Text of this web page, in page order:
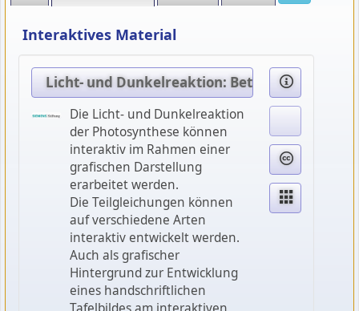
Interaktives Material
Licht- und Dunkelreaktion: Beteiligte
Die Licht- und Dunkelreaktion
der Photosynthese können
interaktiv im Rahmen einer
grafischen Darstellung
erarbeitet werden.
Die Teilgleichungen können
auf verschiedene Arten
interaktiv entwickelt werden.
Auch als grafischer
Hintergrund zur Entwicklung
eines handschriftlichen